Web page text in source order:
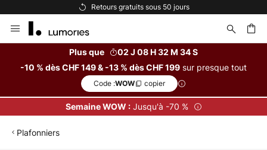
Retours gratuits sous 50 jours
Allez
au
Plus que
02 J 08 H 32 M 34 S
-10 % dès CHF 149 & -13 % dès CHF 199 sur presque tout
Code :WOW copier
Semaine WOW :Jusqu'à -70 %
Plafonniers